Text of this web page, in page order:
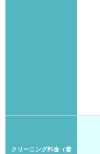
クリーニング料金（着